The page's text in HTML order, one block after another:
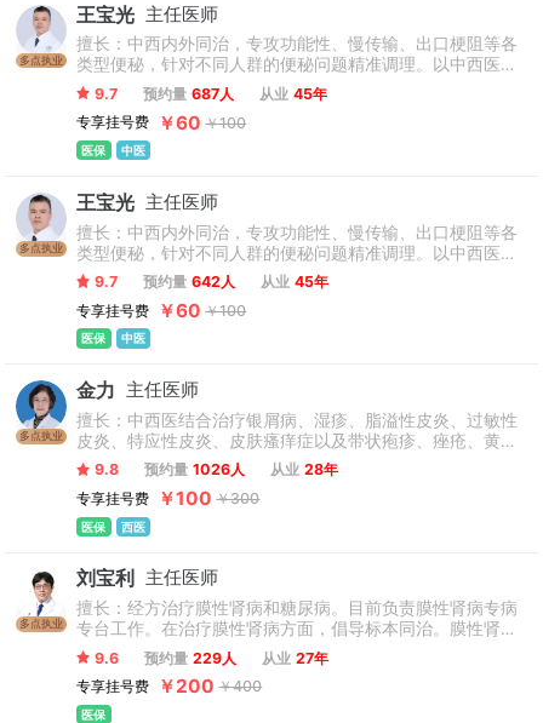
多点执业
王宝光 主任医师
擅长：中西内外同治，专攻功能性、慢传输、出口梗阻等各
类型便秘，针对不同人群的便秘问题精准调理。以中西医结
合手段，通过保守治疗与微创手术，处置痔疮、肛瘘、炎症
性肠病等肛肠疾患，同时改善慢性肠炎、肛门坠胀、湿疹瘙
痒等症状，全面解决肛肠各类疑难问题。（只接诊18-70周
岁患者，孕妇、产妇不接诊）
9.7 预约量 687人 从业 45年
专享挂号费
￥60 ￥100
医保 中医
多点执业
王宝光 主任医师
擅长：中西内外同治，专攻功能性、慢传输、出口梗阻等各
类型便秘，针对不同人群的便秘问题精准调理。以中西医结
合手段，通过保守治疗与微创手术，处置痔疮、肛瘘、炎症
性肠病等肛肠疾患，同时改善慢性肠炎、肛门坠胀、湿疹瘙
痒等症状，全面解决肛肠各类疑难问题。（只接诊18-70周
岁患者，孕妇、产妇不接诊）
9.7 预约量 642人 从业 45年
专享挂号费
￥60 ￥100
医保 中医
多点执业
金力 主任医师
擅长：中西医结合治疗银屑病、湿疹、脂溢性皮炎、过敏性
皮炎、特应性皮炎、皮肤瘙痒症以及带状疱疹、痤疮、黄褐
斑、白癜风等多种皮肤疾患以及亚健康皮肤的医学护肤指导
和中医药调护。
9.8 预约量 1026人 从业 28年
专享挂号费
￥100 ￥300
医保 西医
多点执业
刘宝利 主任医师
擅长：经方治疗膜性肾病和糖尿病。目前负责膜性肾病专病
专台工作。在治疗膜性肾病方面，倡导标本同治。膜性肾病
阴证多见，阴病治阳，从少阴太阴合病辨治，调整阴阳治其
本，逐瘀利水治其标，临床上单纯中药治疗膜性肾病疗效显
著，随访病例达上百人。在治疗糖尿病方面，倡导从八纲辨
识消渴病，一方面从太阳阳明合病辨“热消”，另一方面注重
9.6 预约量 229人 从业 27年
专享挂号费
￥200 ￥400
医保